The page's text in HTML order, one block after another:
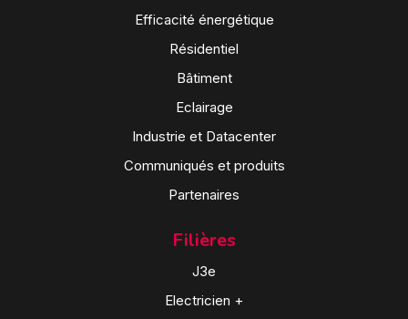
Efficacité énergétique
Résidentiel
Bâtiment
Eclairage
Industrie et Datacenter
Communiqués et produits
Partenaires
Filières
J3e
Electricien +